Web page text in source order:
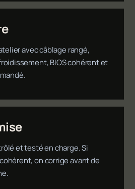
avec câblage rangé,
BIOS cohérent et
et testé en charge. Si
on corrige avant de